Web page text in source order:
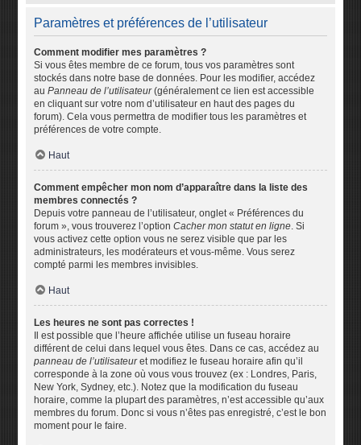
Paramètres et préférences de l’utilisateur
Comment modifier mes paramètres ?
Si vous êtes membre de ce forum, tous vos paramètres sont
stockés dans notre base de données. Pour les modifier, accédez
auPanneau de l’utilisateur(généralement ce lien est accessible
en cliquant sur votre nom d’utilisateur en haut des pages du
forum). Cela vous permettra de modifier tous les paramètres et
préférences de votre compte.
Haut
Comment empêcher mon nom d’apparaître dans la liste des
membres connectés ?
Depuis votre panneau de l’utilisateur, onglet « Préférences du
forum », vous trouverez l’optionCacher mon statut en ligne. Si
vous activez cette option vous ne serez visible que par les
administrateurs, les modérateurs et vous-même. Vous serez
compté parmi les membres invisibles.
Haut
Les heures ne sont pas correctes !
Il est possible que l’heure affichée utilise un fuseau horaire
différent de celui dans lequel vous êtes. Dans ce cas, accédez au
panneau de l’utilisateuret modifiez le fuseau horaire afin qu’il
corresponde à la zone où vous vous trouvez (ex : Londres, Paris,
New York, Sydney, etc.). Notez que la modification du fuseau
horaire, comme la plupart des paramètres, n’est accessible qu’aux
membres du forum. Donc si vous n’êtes pas enregistré, c’est le bon
moment pour le faire.